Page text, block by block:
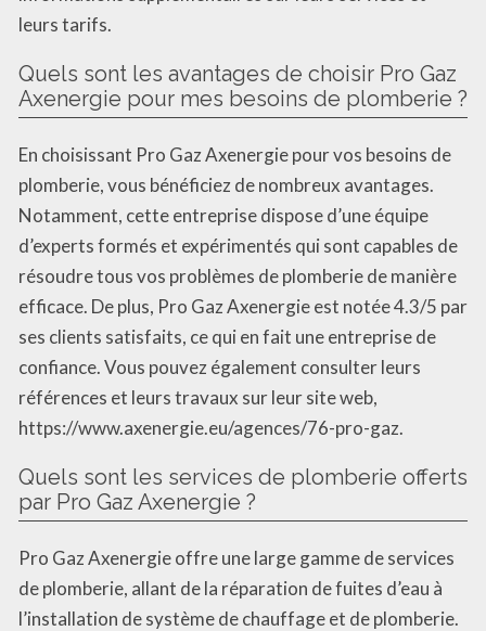
leurs tarifs.
Quels sont les avantages de choisir Pro Gaz
Axenergie pour mes besoins de plomberie ?
En choisissant Pro Gaz Axenergie pour vos besoins de
plomberie, vous bénéficiez de nombreux avantages.
Notamment, cette entreprise dispose d’une équipe
d’experts formés et expérimentés qui sont capables de
résoudre tous vos problèmes de plomberie de manière
efficace. De plus, Pro Gaz Axenergie est notée 4.3/5 par
ses clients satisfaits, ce qui en fait une entreprise de
confiance. Vous pouvez également consulter leurs
références et leurs travaux sur leur site web,
https://www.axenergie.eu/agences/76-pro-gaz.
Quels sont les services de plomberie offerts
par Pro Gaz Axenergie ?
Pro Gaz Axenergie offre une large gamme de services
de plomberie, allant de la réparation de fuites d’eau à
l’installation de système de chauffage et de plomberie.